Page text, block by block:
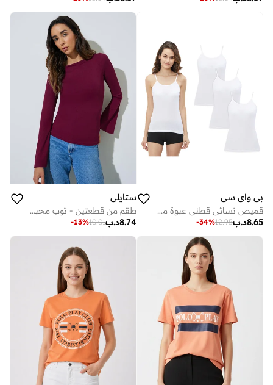
بي واي سي
قميص نسائي قطني عبوة من - أبيض
د.ب8.65
12.95
-34%
ستايلي
طقم من قطعتين - توب محبوك بأكمام جرس سادة
د.ب8.74
10.01
-13%